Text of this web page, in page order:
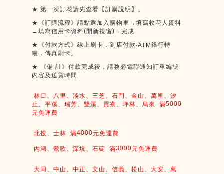
★ 第一次訂花請先查看【訂購說明】。
★《訂購流程》請點選加入購物車→填寫收花人資料
→填寫信用卡資料(開新視窗) → 完成
★《付款方式》線上刷卡．到店付款 ‧ATM 銀行轉
帳．傳真刷卡。
★
《備 註》付款完成後，請務必電聯通知訂單編號
內容及送貨時間
林口、八里、淡水、三芝、石門、金山、萬里、汐
止、平溪、瑞芳、雙溪、貢寮、坪林、烏來
滿5000
元免運費
北投、士林 滿4000元免運費
內湖、鶯歌、深坑、石碇 滿3000元免運費
大同、中山、中正、文山、信義、松山、大安、萬